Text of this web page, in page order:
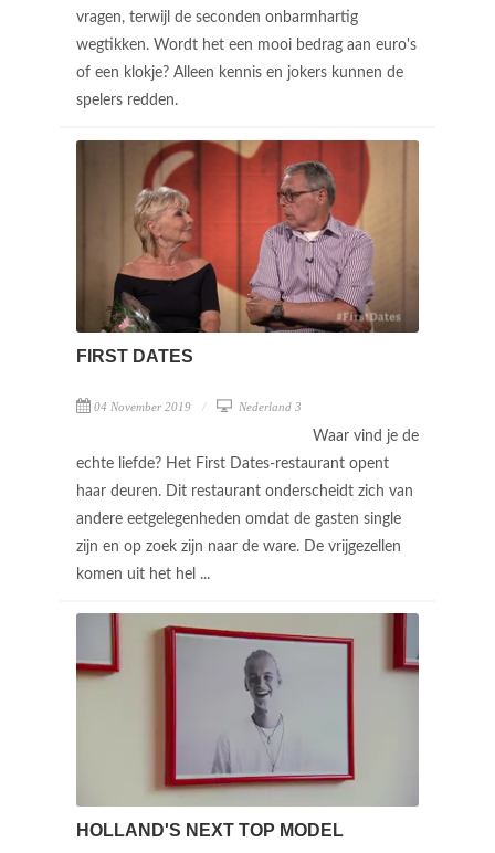
vragen, terwijl de seconden onbarmhartig
wegtikken. Wordt het een mooi bedrag aan euro's
of een klokje? Alleen kennis en jokers kunnen de
spelers redden.
FIRST DATES
04 November 2019 Nederland 3
Waar vind je de
echte liefde? Het First Dates-restaurant opent
haar deuren. Dit restaurant onderscheidt zich van
andere eetgelegenheden omdat de gasten single
zijn en op zoek zijn naar de ware. De vrijgezellen
komen uit het hel ...
HOLLAND'S NEXT TOP MODEL